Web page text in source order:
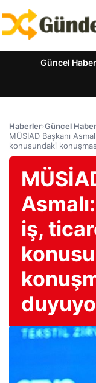
Güncel
Haberler›Güncel
MÜSİAD Başkanı
konusundaki
iş,